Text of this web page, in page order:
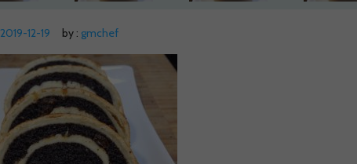
2019-12-19 by : gmchef